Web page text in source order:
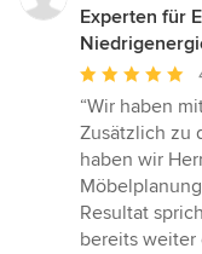
Experten für
Bewertung:
5
von
5
Sternen
“Wir haben
Zusätzlich zu
haben wir
Resultat
bereits weiter